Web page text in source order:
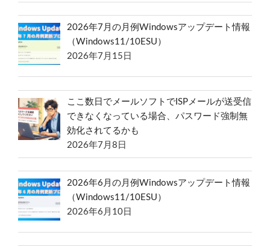
2026年7月の月例Windowsアップデート情報
（Windows11/10ESU）
2026年7月15日
ここ数日でメールソフトでISPメールが送受信
できなくなっている場合、パスワード強制無
効化されてるかも
2026年7月8日
2026年6月の月例Windowsアップデート情報
（Windows11/10ESU）
2026年6月10日